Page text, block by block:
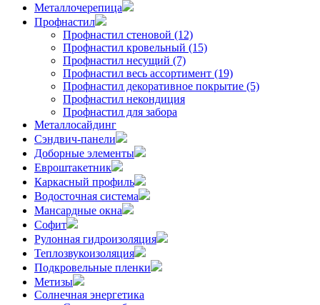
Металлочерепица
Профнастил
Профнастил стеновой (12)
Профнастил кровельный (15)
Профнастил несущий (7)
Профнастил весь ассортимент (19)
Профнастил декоративное покрытие (5)
Профнастил некондиция
Профнастил для забора
Металлосайдинг
Сэндвич-панели
Доборные элементы
Евроштакетник
Каркасный профиль
Водосточная система
Мансардные окна
Софит
Рулонная гидроизоляция
Теплозвукоизоляция
Подкровельные пленки
Метизы
Солнечная энергетика